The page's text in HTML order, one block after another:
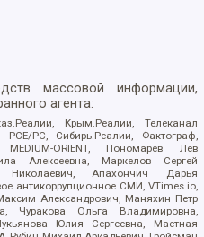
массовой информации,
агента:
Крым.Реалии, Телеканал
PC, Сибирь.Реалии, Фактограф,
ORIENT, Пономарев Лев
Алексеевна, Маркелов Сергей
Николаевич, Апахончич Дарья
антикоррупционное СМИ, VTimes.io,
Александрович, Маняхин Петр
Чуракова Ольга Владимировна,
Юлия Сергеевна, Маетная